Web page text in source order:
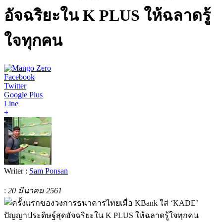
อัจฉริยะใน K PLUS ให้ฉลาดรู้
ใจทุกคน
Facebook
Twitter
Google Plus
Line
+
Writer : Sam Ponsan
: 20 มีนาคม 2561